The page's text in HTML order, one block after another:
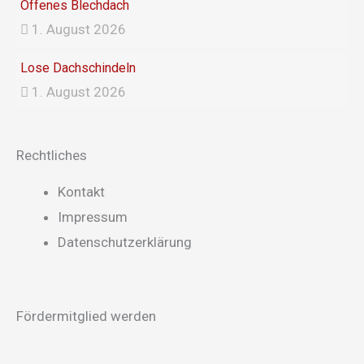
Offenes Blechdach
1. August 2026
Lose Dachschindeln
1. August 2026
Rechtliches
Main
Menu
Kontakt
Impressum
Datenschutzerklärung
Fördermitglied werden